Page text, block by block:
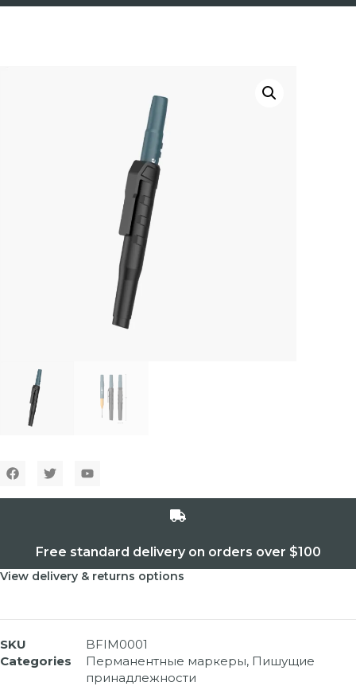
Free standard delivery on orders over $100
View delivery & returns options
SKU
BFIM0001
Categories
Перманентные маркеры, Пишущие
принадлежности